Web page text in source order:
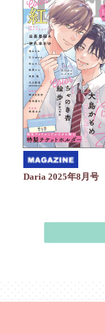
Daria 2025年8月号